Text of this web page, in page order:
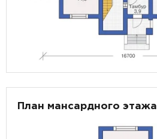
План мансардного этажа